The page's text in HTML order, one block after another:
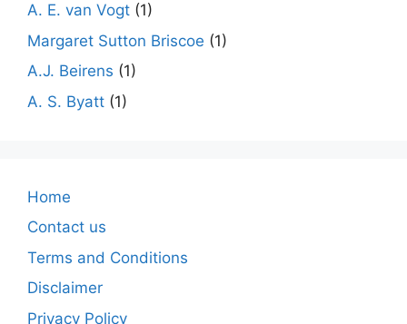
A. E. van Vogt (1)
Margaret Sutton Briscoe (1)
A.J. Beirens (1)
A. S. Byatt (1)
Home
Contact us
Terms and Conditions
Disclaimer
Privacy Policy